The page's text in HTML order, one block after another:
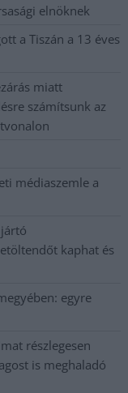
elnöknek
a Tiszán a 13 éves
miatt
számítsunk az
médiaszemle a
kaphat és
egyre
részlegesen
is meghaladó